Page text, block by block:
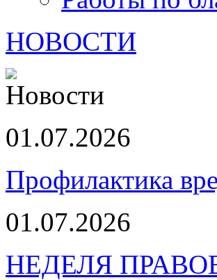
НОВОСТИ
01.07.2026
Профилактика
01.07.2026
НЕДЕЛЯ